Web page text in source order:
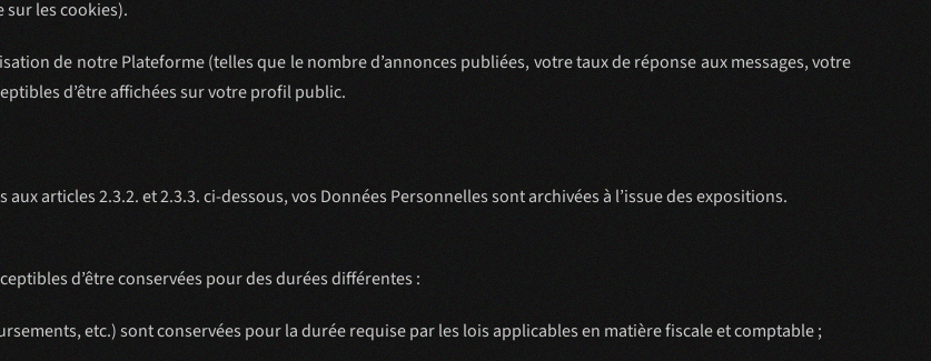
sur les cookies).
de notre Plateforme (telles que le nombre d’annonces publiées, votre taux de réponse aux messages, votre
d’être affichées sur votre profil public.
articles 2.3.2. et 2.3.3. ci-dessous, vos Données Personnelles sont archivées à l’issue des expositions.
d’être conservées pour des durées différentes :
etc.) sont conservées pour la durée requise par les lois applicables en matière fiscale et comptable ;